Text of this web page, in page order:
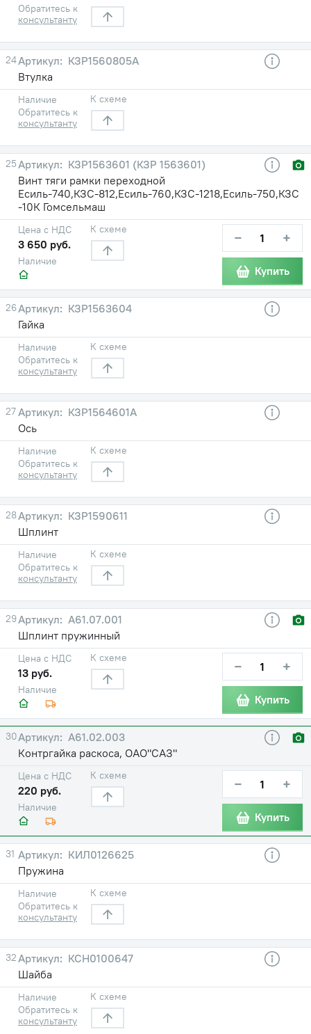
Обратитесь к
консультанту
24
КЗР1560805А
Втулка
Наличие
Обратитесь к
консультанту
К схеме
25
КЗР1563601 (КЗР 1563601)
Винт тяги рамки переходной
Есиль-740,КЗС-812,Есиль-760,КЗС-1218,Есиль-750,КЗС
-10К Гомсельмаш
Наличие
Цена с НДС
3 650 руб.
К схеме − +
Купить
26
КЗР1563604
Гайка
Наличие
Обратитесь к
консультанту
К схеме
27
КЗР1564601А
Ось
Наличие
Обратитесь к
консультанту
К схеме
28
КЗР1590611
Шплинт
Наличие
Обратитесь к
консультанту
К схеме
29
А61.07.001
Шплинт пружинный
Наличие
Цена с НДС
13 руб.
К схеме − +
Купить
30
А61.02.003
Контргайка раскоса, ОАО"САЗ"
Наличие
Цена с НДС
220 руб.
К схеме − +
Купить
31
КИЛ0126625
Пружина
Наличие
Обратитесь к
консультанту
К схеме
32
КСН0100647
Шайба
Наличие
Обратитесь к
консультанту
К схеме